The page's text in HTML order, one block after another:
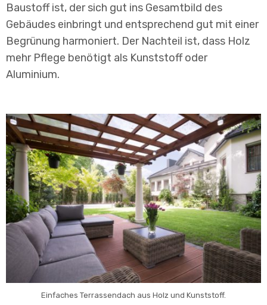
Baustoff ist, der sich gut ins Gesamtbild des
Gebäudes einbringt und entsprechend gut mit einer
Begrünung harmoniert. Der Nachteil ist, dass Holz
mehr Pflege benötigt als Kunststoff oder
Aluminium.
Einfaches Terrassendach aus Holz und Kunststoff.